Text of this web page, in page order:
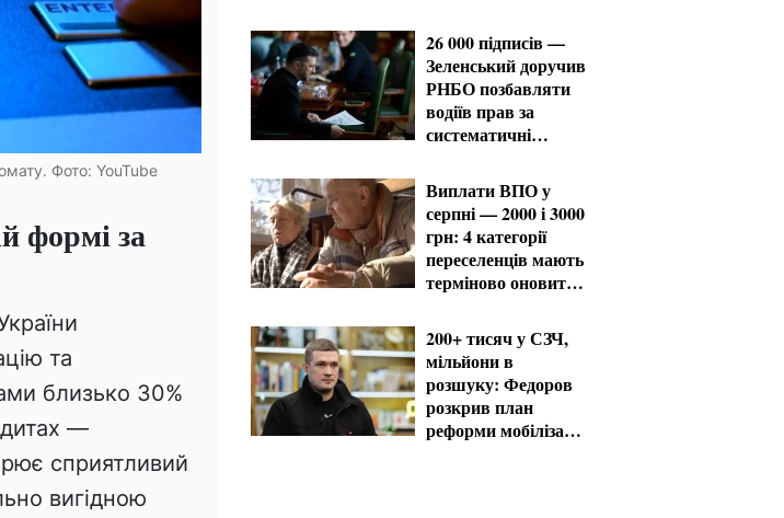
Фото: YouTube
формі за
та
близько 30%
—
сприятливий
вигідною
Запорізький та
Покровський
напрямки
26 000 підписів —
Зеленський доручив
РНБО позбавляти
водіїв прав за
систематичні
Виплати ВПО у
серпні — 2000 і 3000
грн: 4 категорії
переселенців мають
терміново оновити
200+ тисяч у СЗЧ,
мільйони в
розшуку: Федоров
розкрив план
реформи мобілізації